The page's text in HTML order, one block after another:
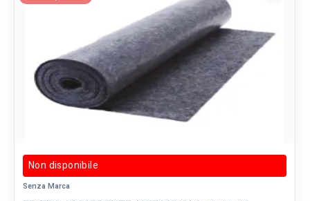
Non disponibile
Senza Marca